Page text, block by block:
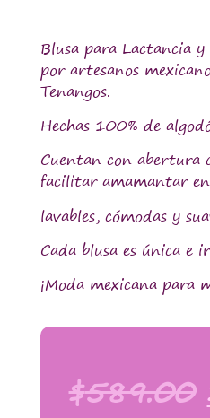
Blusa para Lactancia
por artesanos
Tenangos.
Hechas 100% de
Cuentan con abertura
facilitar amamantar
lavables, cómodas y
Cada blusa es única e
¡Moda mexicana para
$589.00